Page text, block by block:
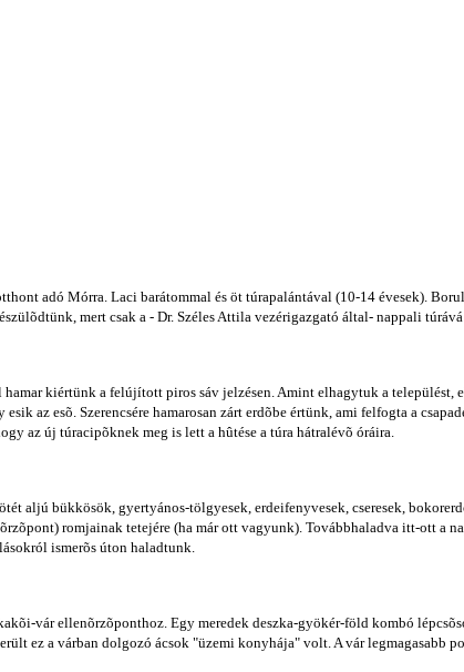
adó Mórra. Laci barátommal és öt túrapalántával (10-14 évesek).
mert csak a - Dr. Széles Attila vezérigazgató által- nappali
kiértünk a felújított piros sáv jelzésen. Amint elhagytuk a települést,
az esõ. Szerencsére hamarosan zárt erdõbe értünk, ami felfogta a
az új túracipõknek meg is lett a hûtése a túra hátralévõ óráira.
aljú bükkösök, gyertyános-tölgyesek, erdeifenyvesek, cseresek,
romjainak tetejére (ha már ott vagyunk). Továbbhaladva itt-ott a
ismerõs úton haladtunk.
vár ellenõrzõponthoz. Egy meredek deszka-gyökér-föld kombó
ez a várban dolgozó ácsok "üzemi konyhája" volt. A vár legmagasabb